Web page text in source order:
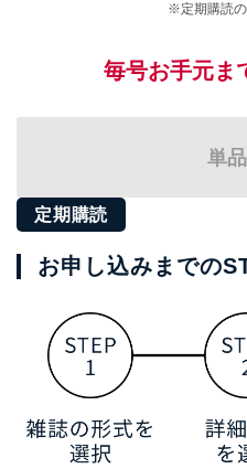
※定期購読
毎号お手元ま
単
定期購読
お申し込みまでの